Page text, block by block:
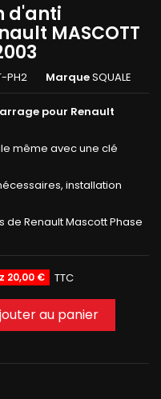
d'anti
MASCOTT
PH2 MarqueSQUALE
pour Renault
même avec une clé
installation
Renault Mascott Phase
20,00 € TTC
au panier